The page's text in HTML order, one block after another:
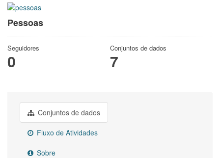
Pessoas
Seguidores
0
Conjuntos de dados
7
Conjuntos de dados
Fluxo de Atividades
Sobre